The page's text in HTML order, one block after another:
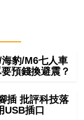
豹/M6七人車
預錢換避震？
插 批評科技落
USB插口